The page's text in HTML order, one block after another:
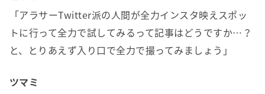
「アラサーTwitter派の人間が全力インスタ映えスポッ
トに行って全力で試してみるって記事はどうですか…？
と、とりあえず入り口で全力で撮ってみましょう」
ツマミ